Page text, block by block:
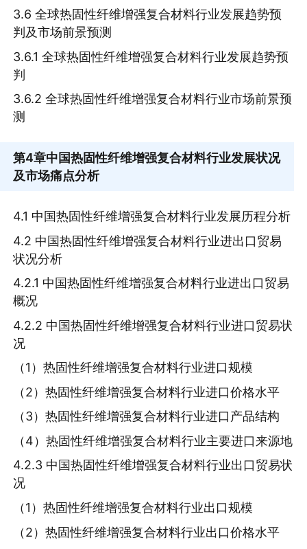
3.6 全球热固性纤维增强复合材料行业发展趋势预
判及市场前景预测
3.6.1 全球热固性纤维增强复合材料行业发展趋势预
判
3.6.2 全球热固性纤维增强复合材料行业市场前景预
测
第4章中国热固性纤维增强复合材料行业发展状况
及市场痛点分析
4.1 中国热固性纤维增强复合材料行业发展历程分析
4.2 中国热固性纤维增强复合材料行业进出口贸易
状况分析
4.2.1 中国热固性纤维增强复合材料行业进出口贸易
概况
4.2.2 中国热固性纤维增强复合材料行业进口贸易状
况
（1）热固性纤维增强复合材料行业进口规模
（2）热固性纤维增强复合材料行业进口价格水平
（3）热固性纤维增强复合材料行业进口产品结构
（4）热固性纤维增强复合材料行业主要进口来源地
4.2.3 中国热固性纤维增强复合材料行业出口贸易状
况
（1）热固性纤维增强复合材料行业出口规模
（2）热固性纤维增强复合材料行业出口价格水平